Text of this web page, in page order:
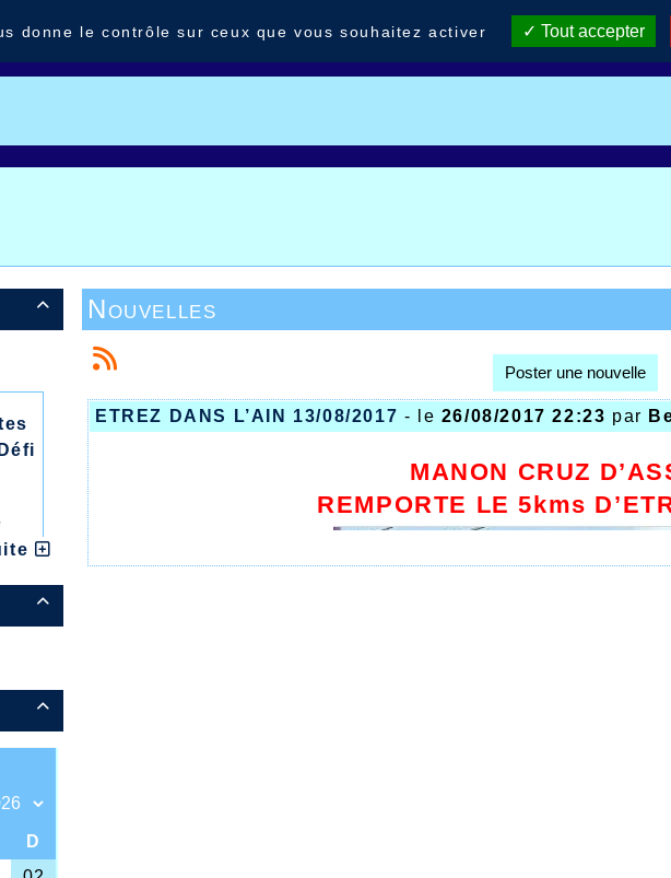



Nouvelles
Poster une nouvelle
ETREZ DANS L’AIN 13/08/2017 - le 26/08/2017 22:23 par
MANON CRUZ
REMPORTE LE 5kms
donne le contrôle sur ceux que vous souhaitez activer Tout accepter